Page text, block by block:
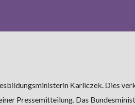
Karliczek. Dies
Pressemitteilung. Das